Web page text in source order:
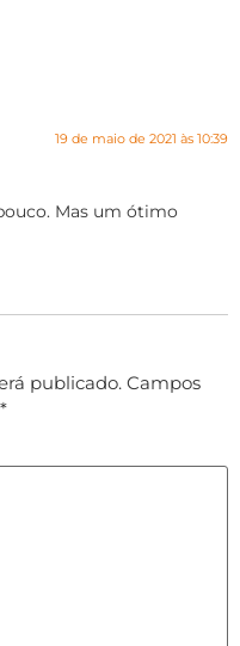
19 de maio de 2021 às 10:39
Mas um ótimo
publicado. Campos
*